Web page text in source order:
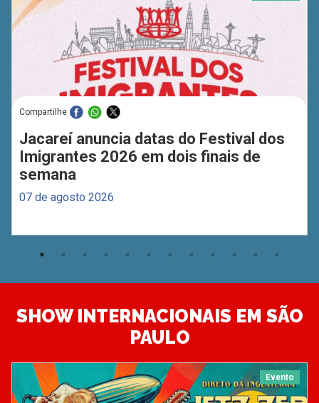
Compartilhe
Jacareí anuncia datas do Festival dos
Imigrantes 2026 em dois finais de
semana
07 de agosto 2026
SHOW INTERNACIONAIS EM SÃO
PAULO
Evento